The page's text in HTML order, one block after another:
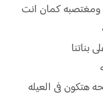
ومغتصبه كمان انت
بناتنا
هتكون فى العيله